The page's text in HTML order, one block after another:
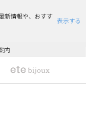
新情報や、おすす
表示する
与のご案内
況について
内
さい
与のご案内
況について